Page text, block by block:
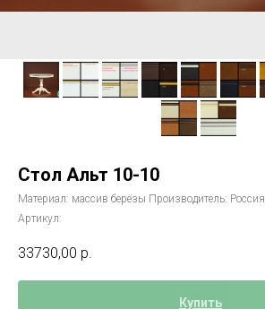
Стол Альт 10-10
Материал: массив берёзы Производитель: Россия
Артикул:
33730,00 р.
Купить